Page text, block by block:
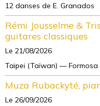
12 danses de E. Granados
Rémi Jousselme &
guitares classiques
Le 21/08/2026
Taipei (Taïwan) — Formosa
Muza Rubackyté,
Le 26/09/2026